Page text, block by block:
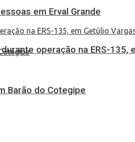
Barão do Cotegipe
em Erval Grande
operação na ERS-135,